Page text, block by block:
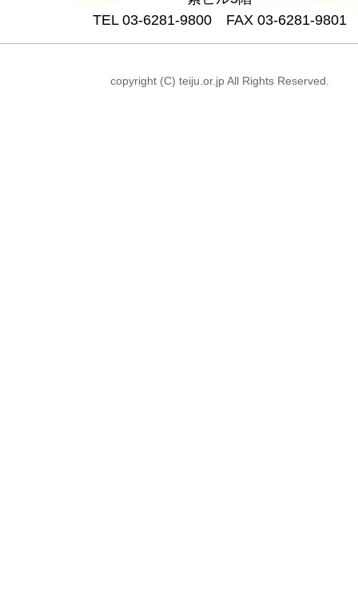
TEL 03-6281-9800 FAX 03-6281-9801
copyright (C) teiju.or.jp All Rights Reserved.